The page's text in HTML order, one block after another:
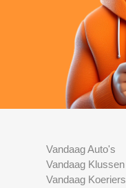
Vandaag Auto's
Vandaag Klussen
Vandaag Koeriers